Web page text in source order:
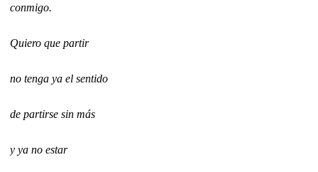
conmigo.
Quiero que partir
no tenga ya el sentido
de partirse sin más
y ya no estar